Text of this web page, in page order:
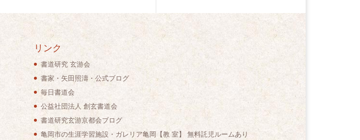
リンク
書道研究 玄游会
書家・矢田照濤・公式ブログ
毎日書道会
公益社団法人 創玄書道会
書道研究玄游京都会ブログ
亀岡市の生涯学習施設・ガレリア亀岡【教 室】 無料託児ルームあり